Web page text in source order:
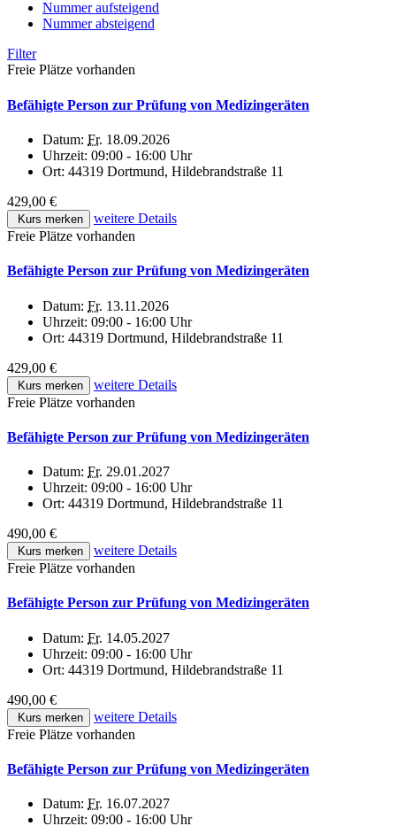
Nummer aufsteigend
Nummer absteigend
Filter
Freie Plätze vorhanden
Befähigte Person zur Prüfung von Medizingeräten
Datum: Fr. 18.09.2026
Uhrzeit: 09:00 - 16:00 Uhr
Ort: 44319 Dortmund, Hildebrandstraße 11
429,00 €
Kurs merken
weitere Details
Freie Plätze vorhanden
Befähigte Person zur Prüfung von Medizingeräten
Datum: Fr. 13.11.2026
Uhrzeit: 09:00 - 16:00 Uhr
Ort: 44319 Dortmund, Hildebrandstraße 11
429,00 €
Kurs merken
weitere Details
Freie Plätze vorhanden
Befähigte Person zur Prüfung von Medizingeräten
Datum: Fr. 29.01.2027
Uhrzeit: 09:00 - 16:00 Uhr
Ort: 44319 Dortmund, Hildebrandstraße 11
490,00 €
Kurs merken
weitere Details
Freie Plätze vorhanden
Befähigte Person zur Prüfung von Medizingeräten
Datum: Fr. 14.05.2027
Uhrzeit: 09:00 - 16:00 Uhr
Ort: 44319 Dortmund, Hildebrandstraße 11
490,00 €
Kurs merken
weitere Details
Freie Plätze vorhanden
Befähigte Person zur Prüfung von Medizingeräten
Datum: Fr. 16.07.2027
Uhrzeit: 09:00 - 16:00 Uhr